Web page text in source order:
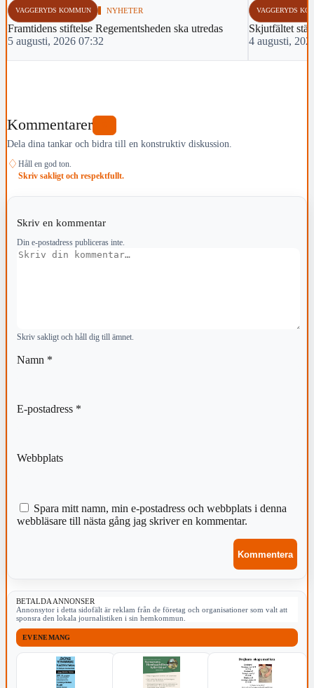
VAGGERYDS KOMMUN NYHETER
Framtidens stiftelse Regementsheden ska utredas
5 augusti, 2026 07:32
VAGGERYDS
Skjutfältet
4 augusti,
Kommentarer
Dela dina tankar och bidra till en konstruktiv diskussion.
♢ Håll en god ton.
Skriv sakligt och respektfullt.
Skriv en kommentar
Din e-postadress publiceras inte.
Kommentar
Skriv sakligt och håll dig till ämnet.
Namn *
E-postadress *
Webbplats
Spara mitt namn, min e-postadress och webbplats i denna
webbläsare till nästa gång jag skriver en kommentar.
BETALDA ANNONSER
Annonsytor i detta sidofält är reklam från de företag och organisationer som valt att
sponsra den lokala journalistiken i sin hemkommun.
EVENEMANG